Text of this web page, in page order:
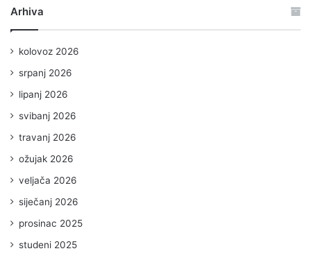
Arhiva
kolovoz 2026
srpanj 2026
lipanj 2026
svibanj 2026
travanj 2026
ožujak 2026
veljača 2026
siječanj 2026
prosinac 2025
studeni 2025